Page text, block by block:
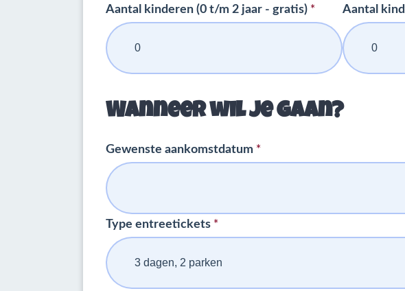
Aantal kinderen (0 t/m 2 jaar - gratis) * Aantal
Wanneer wil je gaan?
Gewenste aankomstdatum *
Type entreetickets *